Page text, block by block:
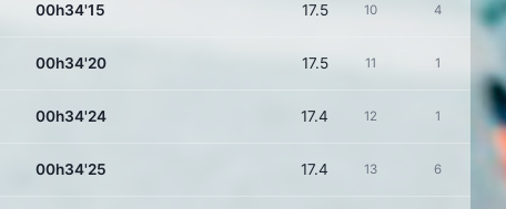
00h34'15 17.5 10 4
00h34'20 17.5 11 1
00h34'24 17.4 12 1
00h34'25 17.4 13 6